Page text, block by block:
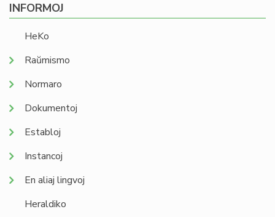
INFORMOJ
HeKo
Raŭmismo
Normaro
Dokumentoj
Establoj
Instancoj
En aliaj lingvoj
Heraldiko